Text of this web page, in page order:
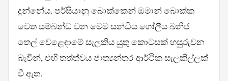
දුන්නේය. පර්සියානු බොක්කෙන් ඔමාන් බොක්ක
වෙත සම්බන්ධ වන මෙම සන්ධිය ගෝලීය ඛනිජ
තෙල් වෙළෙඳාමේ සැලකිය යුතු කොටසක් හසුරුවන
බැවින්, එහි තත්ත්වය ජාත්‍යන්තර ආර්ථික සැලකිල්ලක්
වී ඇත.